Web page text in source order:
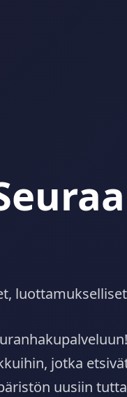
jotka
uusiin